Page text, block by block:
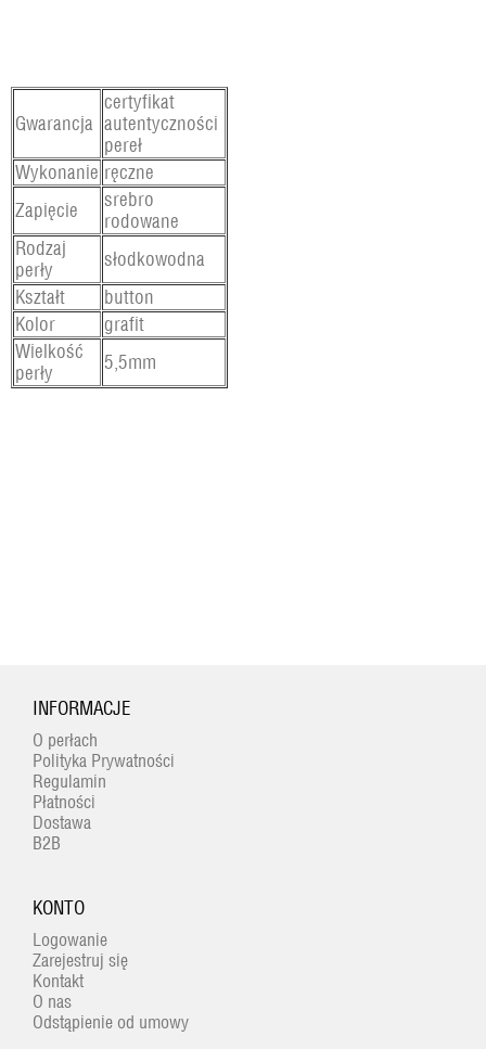
Gwarancja
certyfikat
autentyczności
pereł
Wykonanie ręczne
Zapięcie
srebro
rodowane
Rodzaj
perły
słodkowodna
Kształt
button
Kolor
grafit
Wielkość
perły
5,5mm
INFORMACJE
O perłach
Polityka Prywatności
Regulamin
Płatności
Dostawa
B2B
KONTO
Logowanie
Zarejestruj się
Kontakt
O nas
Odstąpienie od umowy